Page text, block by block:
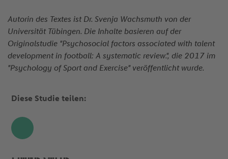
Autorin des Textes ist Dr. Svenja Wachsmuth von der
Universität Tübingen. Die Inhalte basieren auf der
Originalstudie "Psychosocial factors associated with talent
development in football: A systematic review.", die 2017 im
"Psychology of Sport and Exercise" veröffentlicht wurde.
Diese Studie teilen:
Share